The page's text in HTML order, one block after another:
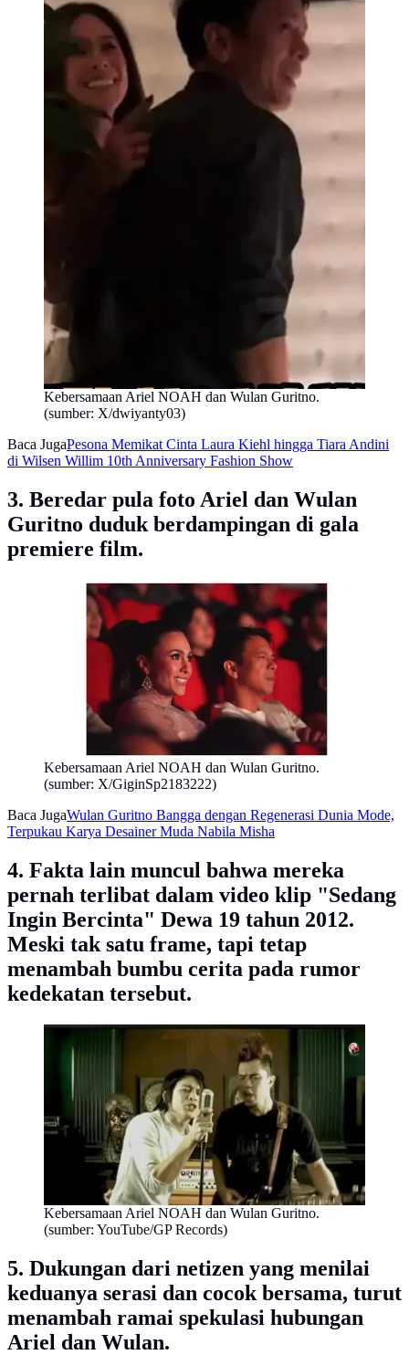
Kebersamaan Ariel NOAH dan Wulan Guritno.
(sumber: X/dwiyanty03)
Baca JugaPesona Memikat Cinta Laura Kiehl hingga Tiara Andini
di Wilsen Willim 10th Anniversary Fashion Show
3. Beredar pula foto Ariel dan Wulan
Guritno duduk berdampingan di gala
premiere film.
Kebersamaan Ariel NOAH dan Wulan Guritno.
(sumber: X/GiginSp2183222)
Baca JugaWulan Guritno Bangga dengan Regenerasi Dunia Mode,
Terpukau Karya Desainer Muda Nabila Misha
4. Fakta lain muncul bahwa mereka
pernah terlibat dalam video klip "Sedang
Ingin Bercinta" Dewa 19 tahun 2012.
Meski tak satu frame, tapi tetap
menambah bumbu cerita pada rumor
kedekatan tersebut.
Kebersamaan Ariel NOAH dan Wulan Guritno.
(sumber: YouTube/GP Records)
5. Dukungan dari netizen yang menilai
keduanya serasi dan cocok bersama, turut
menambah ramai spekulasi hubungan
Ariel dan Wulan.